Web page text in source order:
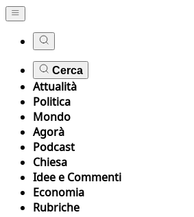
Cerca
Attualità
Politica
Mondo
Agorà
Podcast
Chiesa
Idee e Commenti
Economia
Rubriche